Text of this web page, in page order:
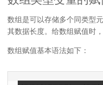
数组是可以存储多个同类型
其数据长度。给数组赋值时
数组赋值基本语法如下：